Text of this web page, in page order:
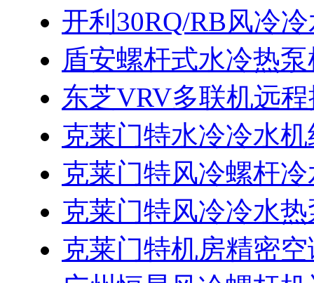
开利30RQ/RB风冷
盾安螺杆式水冷热
东芝VRV多联机远
克莱门特水冷冷水
克莱门特风冷螺杆
克莱门特风冷冷水
克莱门特机房精密